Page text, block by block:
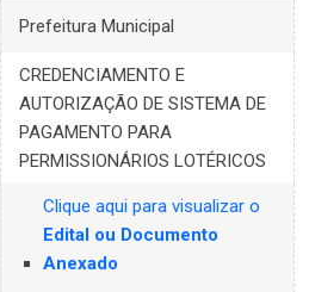
Prefeitura Municipal
CREDENCIAMENTO E
AUTORIZAÇÃO DE SISTEMA DE
PAGAMENTO PARA
PERMISSIONÁRIOS LOTÉRICOS
Clique aqui para visualizar o
Edital ou Documento
Anexado